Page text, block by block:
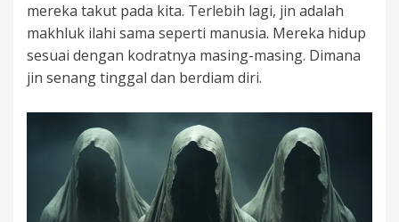
mereka takut pada kita. Terlebih lagi, jin adalah
makhluk ilahi sama seperti manusia. Mereka hidup
sesuai dengan kodratnya masing-masing. Dimana
jin senang tinggal dan berdiam diri.